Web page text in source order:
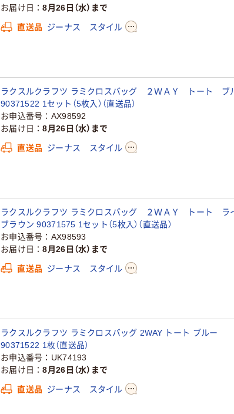
お届け日
8月26日（水）まで
直送品 ジーナス スタイル
ラクスルクラフツ ラミクロスバッグ ２ＷＡＹ トート ブ
90371522 1セット（5枚入）（直送品）
お申込番号
AX98592
お届け日
8月26日（水）まで
直送品 ジーナス スタイル
ラクスルクラフツ ラミクロスバッグ ２ＷＡＹ トート ラ
ブラウン 90371575 1セット（5枚入）（直送品）
お申込番号
AX98593
お届け日
8月26日（水）まで
直送品 ジーナス スタイル
ラクスルクラフツ ラミクロスバッグ 2WAY トート ブルー
90371522 1枚（直送品）
お申込番号
UK74193
お届け日
8月26日（水）まで
直送品 ジーナス スタイル